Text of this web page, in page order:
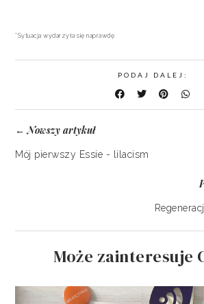
*Sytuacja wydarzyła się naprawdę
PODAJ DALEJ:
←Nowszy artykuł
Mój pierwszy Essie - lilacism
Może zainteresuje